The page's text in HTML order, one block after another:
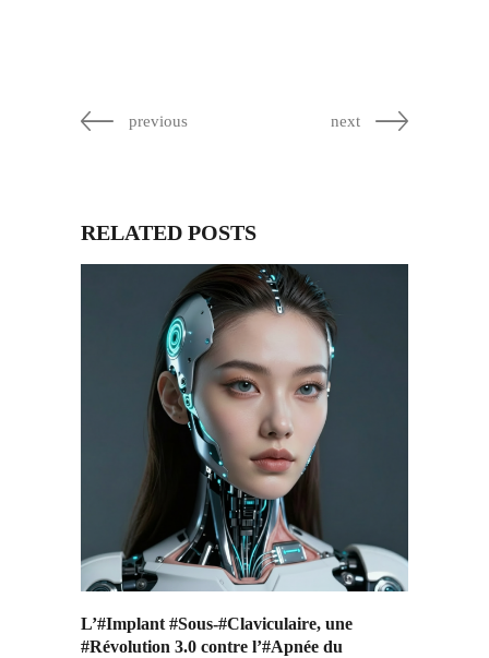
previous next
RELATED POSTS
L’#Implant #Sous-#Claviculaire, une
#Révolution 3.0 contre l’#Apnée du